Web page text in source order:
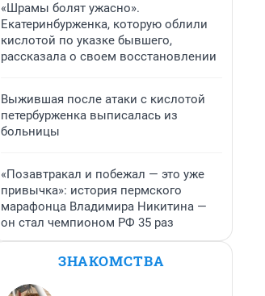
«Шрамы болят ужасно».
Екатеринбурженка, которую облили
кислотой по указке бывшего,
рассказала о своем восстановлении
Выжившая после атаки с кислотой
петербурженка выписалась из
больницы
«Позавтракал и побежал — это уже
привычка»: история пермского
марафонца Владимира Никитина —
он стал чемпионом РФ 35 раз
ЗНАКОМСТВА